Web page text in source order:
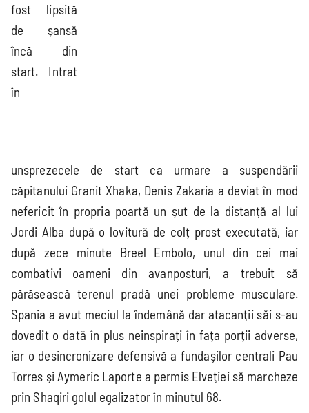
Champions
Echipe naționale
Liga
fost lipsită
de șansă
încă din
start. Intrat
în
unsprezecele de start ca urmare a suspendării
căpitanului Granit Xhaka, Denis Zakaria a deviat în mod
nefericit în propria poartă un șut de la distanță al lui
Jordi Alba după o lovitură de colț prost executată, iar
după zece minute Breel Embolo, unul din cei mai
combativi oameni din avanposturi, a trebuit să
părăsească terenul pradă unei probleme musculare.
Spania a avut meciul la îndemână dar atacanții săi s-au
dovedit o dată în plus neinspirați în fața porții adverse,
iar o desincronizare defensivă a fundașilor centrali Pau
Torres și Aymeric Laporte a permis Elveției să marcheze
prin Shaqiri golul egalizator în minutul 68.